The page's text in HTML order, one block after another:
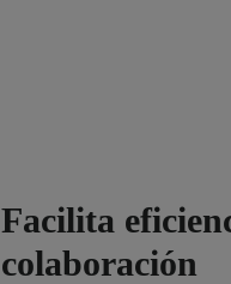
Facilita
colaboración